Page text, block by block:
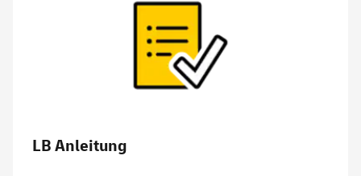
LB Anleitung